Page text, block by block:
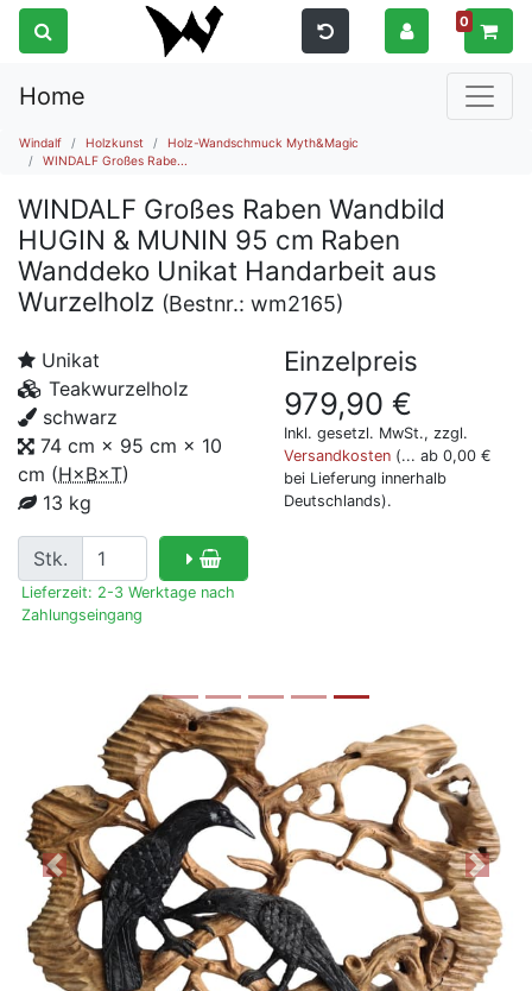
0
Home
Windalf Holzkunst
Holz-Wandschmuck Myth&Magic
WINDALF Großes Rabe...
WINDALF Großes Raben Wandbild
HUGIN & MUNIN 95 cm Raben
Wanddeko Unikat Handarbeit aus
Wurzelholz (Bestnr.: wm2165)
Unikat
Teakwurzelholz
schwarz
74 cm × 95 cm × 10
cm (H×B×T)
13 kg
Stk.
Lieferzeit: 2-3 Werktage nach
Zahlungseingang
Einzelpreis
979,90 €
Inkl. gesetzl. MwSt., zzgl.
Versandkosten (... ab 0,00 €
bei Lieferung innerhalb
Deutschlands).
Previous Next